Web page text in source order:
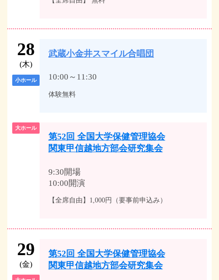
28
(木)
小ホール
武蔵小金井スマイル合唱団
10:00～11:30
体験無料
大ホール
第52回 全国大学保健管理協会
関東甲信越地方部会研究集会
9:30開場
10:00開演
【全席自由】1,000円（要事前申込み）
29
(金)
第52回 全国大学保健管理協会
関東甲信越地方部会研究集会